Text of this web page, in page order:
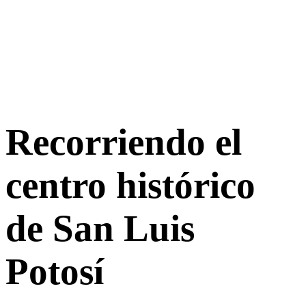
Recorriendo el
centro histórico
de San Luis
Potosí